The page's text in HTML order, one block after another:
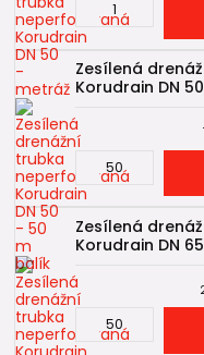
Zesílená
Korudrain DN
Zesílená
Korudrain DN